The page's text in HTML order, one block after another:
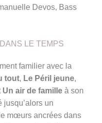
Devos, Bass
LE TEMPS
familier avec la
tout, Le Péril jeune,
Un air de famille à son
jusqu’alors un
mœurs ancrées dans